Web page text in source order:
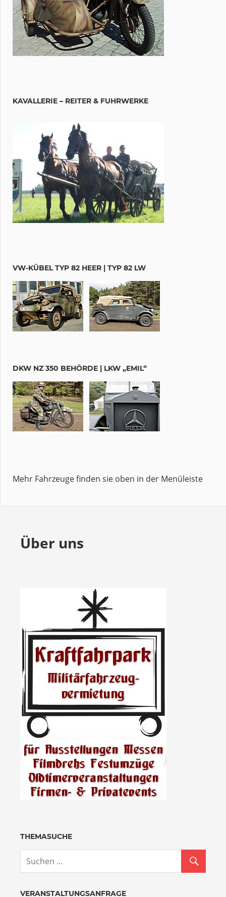
KAVALLERIE – REITER & FUHRWERKE
VW-KÜBEL TYP 82 HEER | TYP 82 LW
DKW NZ 350 BEHÖRDE | LKW „EMIL“
Mehr Fahrzeuge finden sie oben in der Menüleiste
Über uns
THEMASUCHE
VERANSTALTUNGSANFRAGE